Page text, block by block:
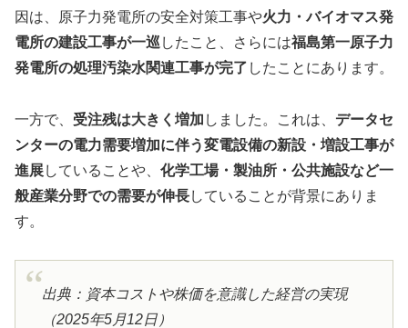
因は、原子力発電所の安全対策工事や火力・バイオマス発
電所の建設工事が一巡 したこと、さらには福島第一原子力
発電所の処理汚染水関連工事が完了 したことにあります。
一方で、 受注残は大きく増加 しました。これは、 データセ
ンターの電力需要増加に伴う変電設備の新設・増設工事が
進展していることや、 化学工場・製油所・公共施設など一
般産業分野での需要が伸長していることが背景にありま
す。
出典：資本コストや株価を意識した経営の実現
（2025年5月12日）